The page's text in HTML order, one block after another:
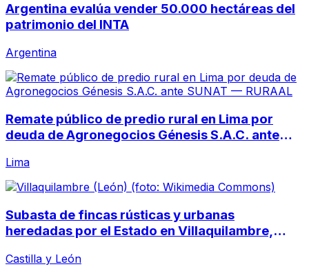
Argentina evalúa vender 50.000 hectáreas del
patrimonio del INTA
Argentina
Remate público de predio rural en Lima por
deuda de Agronegocios Génesis S.A.C. ante
Lima
Subasta de fincas rústicas y urbanas
heredadas por el Estado en Villaquilambre,
Castilla y León